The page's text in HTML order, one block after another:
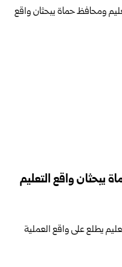
يبحثان واقع التعليم